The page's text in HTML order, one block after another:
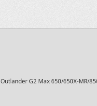
Outlander G2 Max 650/650X-MR/